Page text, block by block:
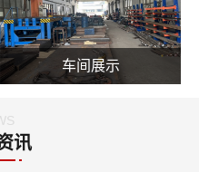
车间展示
讯